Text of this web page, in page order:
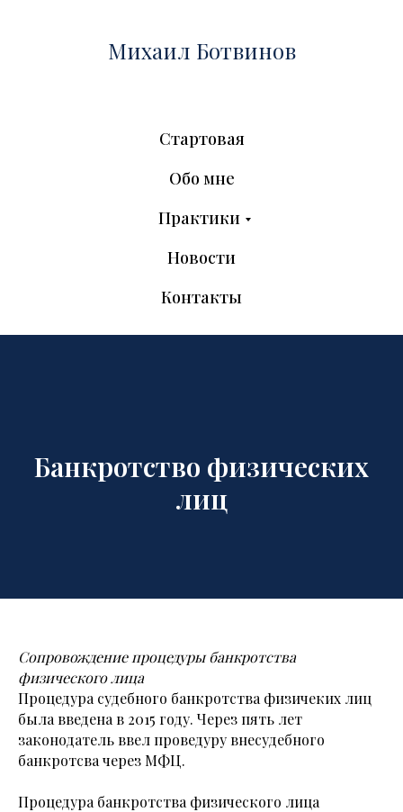
Михаил Ботвинов
Стартовая
Обо мне
Практики
Новости
Контакты
Банкротство физических
лиц
Сопровождение процедуры банкротства
физического лица
Процедура судебного банкротства физичеких лиц
была введена в 2015 году. Через пять лет
законодатель ввел проведуру внесудебного
банкротсва через МФЦ.
Процедура банкротства физического лица